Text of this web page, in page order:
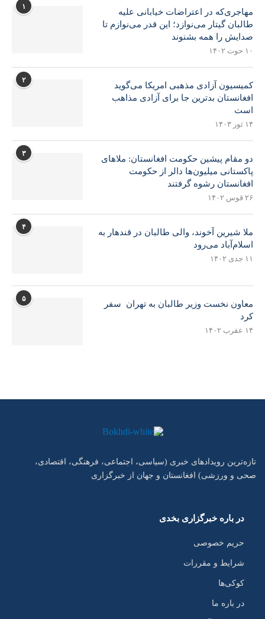
۱
مهاجری‌که در اعتراضات خیابانی علیه
طالبان گیتار می‌نوازد؛ این قدر می‌نوازم تا
صدایش را همه بشنوند
۱۰ حوت ۱۴۰۲
۲
کمیسیون آزادی مذهبی امریکا می‌گوید
افغانستان بدترین جا برای آزادی مذاهب
است
۱۴ ثور ۱۴۰۳
۳
دو مقام پیشین حکومت افغانستان: ملاهای
پاکستانی میلیون‌ها دالر از حکومت
افغانستان رشوه گرفتند
۲۶ قوس ۱۴۰۲
۴
ملا شیرین آخوند، والی طالبان در قندهار به
اسلام‌آباد می‌رود
۱۱ جدی ۱۴۰۲
۵
معاون نخست وزیر طالبان به تهران سفر
کرد
۱۴ عقرب ۱۴۰۲
تازه‌ترین رویدادهای خبری (سیاسی، اجتماعی، فرهنگی، اقتصادی،
صحی و ورزشی) افغانستان و جهان از خبرگزاری
در باره خبرگزاری بخدی
حریم خصوصی
شرایط و مقررات
کوکی‌ها
در باره ما